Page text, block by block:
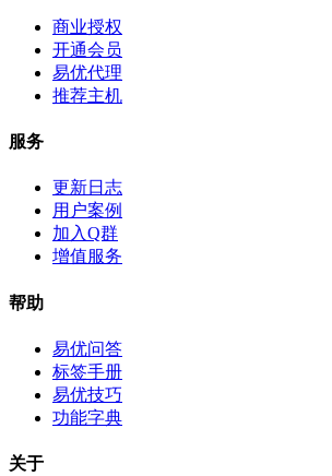
商业授权
开通会员
易优代理
推荐主机
服务
更新日志
用户案例
加入Q群
增值服务
帮助
易优问答
标签手册
易优技巧
功能字典
关于